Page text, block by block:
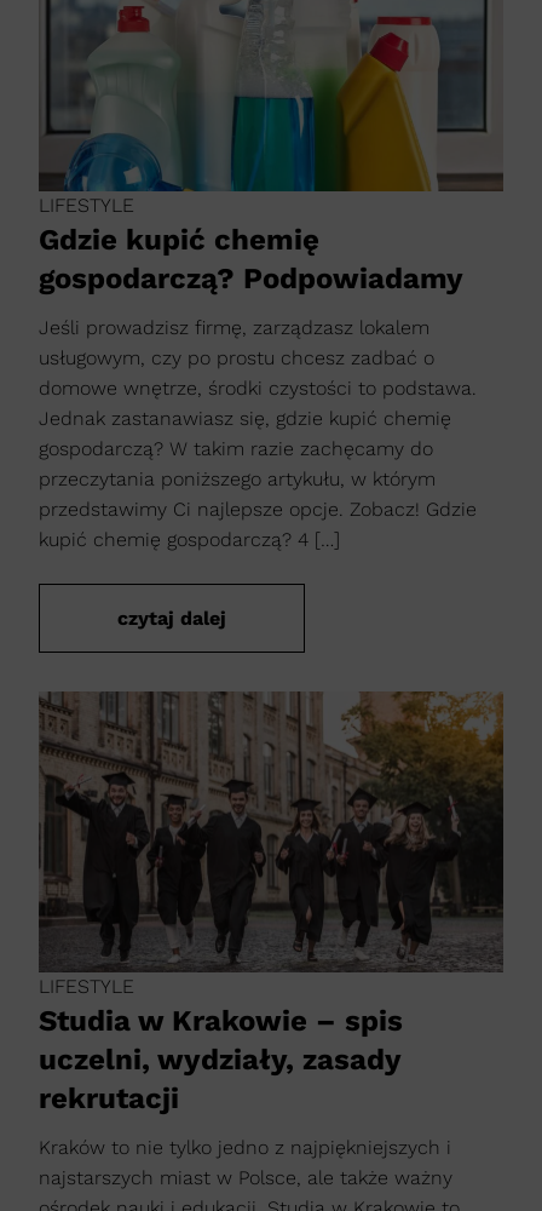
LIFESTYLE
Gdzie kupić chemię
gospodarczą? Podpowiadamy
Jeśli prowadzisz firmę, zarządzasz lokalem
usługowym, czy po prostu chcesz zadbać o
domowe wnętrze, środki czystości to podstawa.
Jednak zastanawiasz się, gdzie kupić chemię
gospodarczą? W takim razie zachęcamy do
przeczytania poniższego artykułu, w którym
przedstawimy Ci najlepsze opcje. Zobacz! Gdzie
kupić chemię gospodarczą? 4 […]
czytaj dalej
LIFESTYLE
Studia w Krakowie – spis
uczelni, wydziały, zasady
rekrutacji
Kraków to nie tylko jedno z najpiękniejszych i
najstarszych miast w Polsce, ale także ważny